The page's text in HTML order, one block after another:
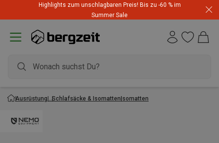
Highlights zum unschlagbaren Preis! Bis zu -60 % im
Summer Sale
Ausrüstung Schlafsäcke & IsomattenIsomatten